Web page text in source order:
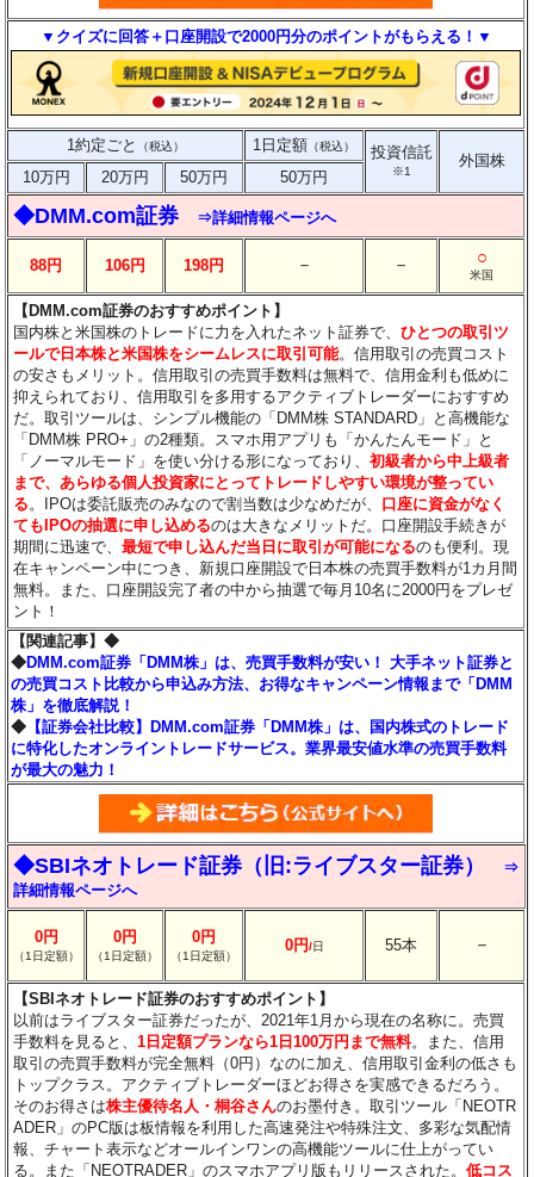
▼クイズに回答＋口座開設で2000円分のポイントがもらえる！▼
1約定ごと （税込） 1日定額 （税込） 投資信託
※1
外国株
10万円
20万円 50万円 50万円
◆DMM.com証券 ⇒詳細情報ページへ
88円 106円 198円 － － ○
米国
【DMM.com証券のおすすめポイント】
国内株と米国株のトレードに力を入れたネット証券で、ひとつの取引ツ
ールで日本株と米国株をシームレスに取引可能。信用取引の売買コスト
の安さもメリット。信用取引の売買手数料は無料で、信用金利も低めに
抑えられており、信用取引を多用するアクティブトレーダーにおすすめ
だ。取引ツールは、シンプル機能の「DMM株 STANDARD」と高機能な
「DMM株 PRO+」の2種類。スマホ用アプリも「かんたんモード」と
「ノーマルモード」を使い分ける形になっており、初級者から中上級者
まで、あらゆる個人投資家にとってトレードしやすい環境が整ってい
る。IPOは委託販売のみなので割当数は少なめだが、 口座に資金がなく
てもIPOの抽選に申し込めるのは大きなメリットだ。口座開設手続きが
期間に迅速で、最短で申し込んだ当日に取引が可能になるのも便利。現
在キャンペーン中につき、新規口座開設で日本株の売買手数料が1カ月間
無料。また、口座開設完了者の中から抽選で毎月10名に2000円をプレゼ
ント！
【関連記事】◆
◆DMM.com証券「DMM株」は、売買手数料が安い！ 大手ネット証券と
の売買コスト比較から申込み方法、お得なキャンペーン情報まで「DMM
株」を徹底解説！
◆ 【証券会社比較】DMM.com証券「DMM株」は、国内株式のトレード
に特化したオンライントレードサービス。業界最安値水準の売買手数料
が最大の魅力！
◆SBIネオトレード証券（旧:ライブスター証券）
⇒
詳細情報ページへ
0円
（1日定額）
0円
（1日定額）
0円
（1日定額）
0円/日 55本 －
【SBIネオトレード証券のおすすめポイント】
以前はライブスター証券だったが、2021年1月から現在の名称に。売買
手数料を見ると、1日定額プランなら1日100万円まで無料。また、信用
取引の売買手数料が完全無料（0円）なのに加え、信用取引金利の低さも
トップクラス。アクティブトレーダーほどお得さを実感できるだろう。
そのお得さは株主優待名人・桐谷さんのお墨付き。取引ツール「NEOTR
ADER」のPC版は板情報を利用した高速発注や特殊注文、多彩な気配情
報、チャート表示などオールインワンの高機能ツールに仕上がってい
る。また「NEOTRADER」のスマホアプリ版もリリースされた。低コス